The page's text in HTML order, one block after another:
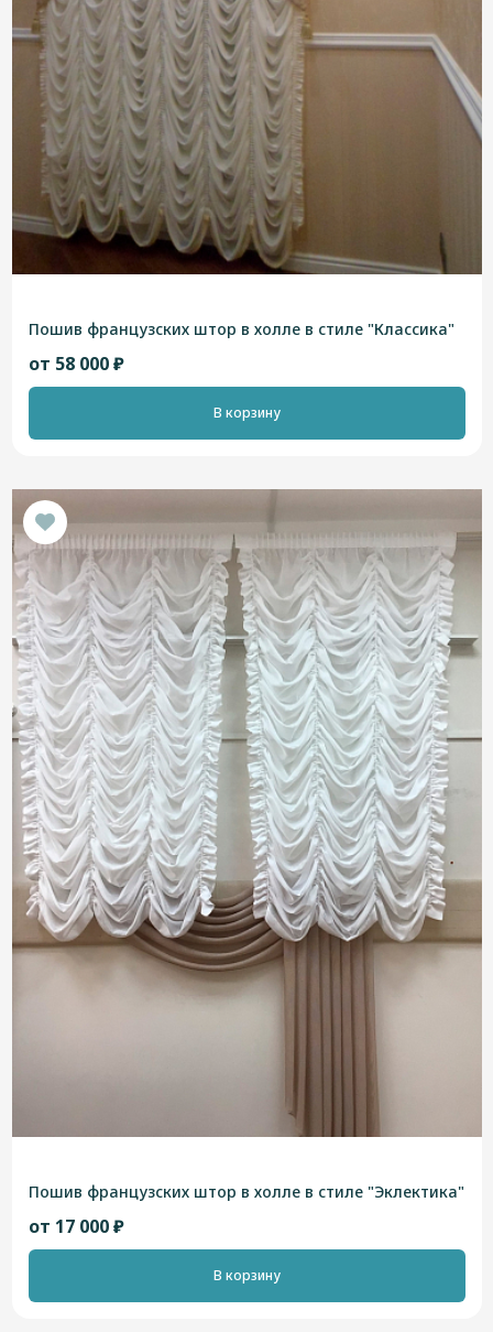
Пошив французских штор в холле в стиле "Классика"
от 58 000 ₽
В корзину
Пошив французских штор в холле в стиле "Эклектика"
от 17 000 ₽
В корзину